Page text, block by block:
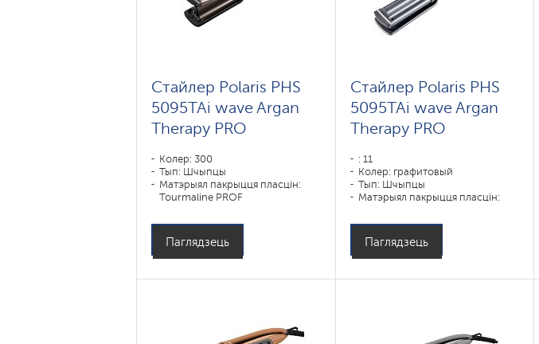
Стайлер Polaris PHS
5095TAi wave Argan
Therapy PRO
Колер: 300
Тып: Шчыпцы
Матэрыял пакрыцця пласцін:
Tourmaline PROF
Паглядзець
Стайлер Polaris PHS
5095TAi wave Argan
Therapy PRO
: 11
Колер: графитовый
Тып: Шчыпцы
Матэрыял пакрыцця пласцін:
Магутнасць, Вт: 80
Паглядзець